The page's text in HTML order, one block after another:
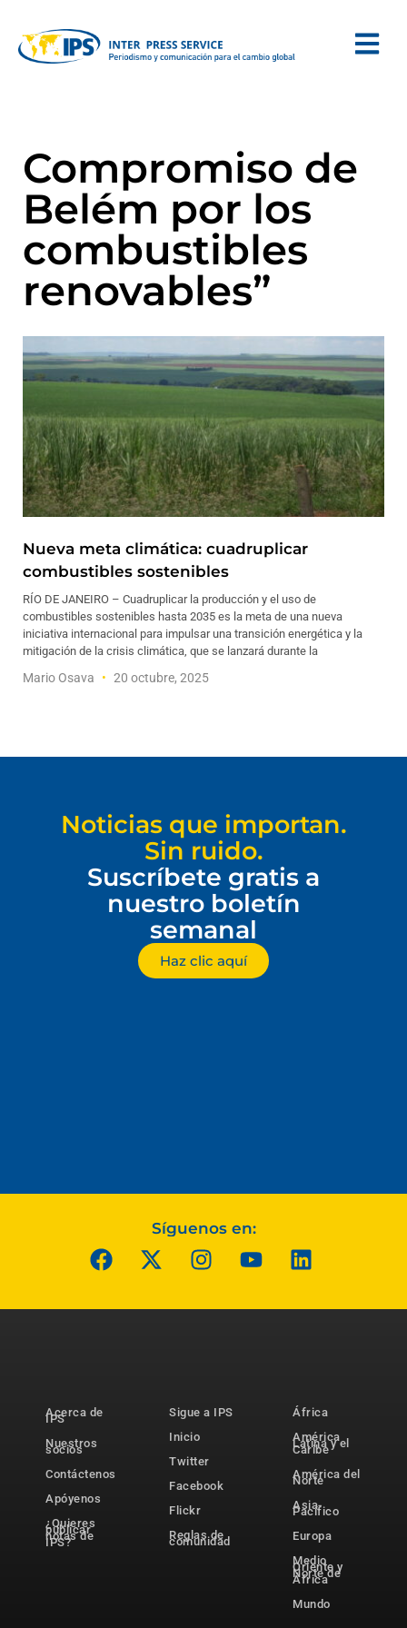
Compromiso de
Belém por los
combustibles
renovables”
Nueva meta climática: cuadruplicar
combustibles sostenibles
RÍO DE JANEIRO – Cuadruplicar la producción y el uso de
combustibles sostenibles hasta 2035 es la meta de una nueva
iniciativa internacional para impulsar una transición energética y la
mitigación de la crisis climática, que se lanzará durante la
Mario Osava 20 octubre, 2025
Noticias que importan.
Sin ruido.
Suscríbete gratis a
nuestro boletín
semanal
Haz clic aquí
Síguenos en:
Acerca de
IPS
Nuestros
socios
Contáctenos
Apóyenos
¿Quieres
publicar
notas de
IPS?
Sigue a IPS
Inicio
Twitter
Facebook
Flickr
Reglas de
comunidad
África
América
Latina y el
Caribe
América del
Norte
Asia-
Pacífico
Europa
Medio
Oriente y
Norte de
África
Mundo